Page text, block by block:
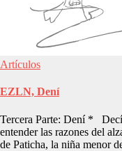
Artículos
EZLN, Dení
Tercera Parte: Dení *
entender las razones del
de Paticha, la niña menor